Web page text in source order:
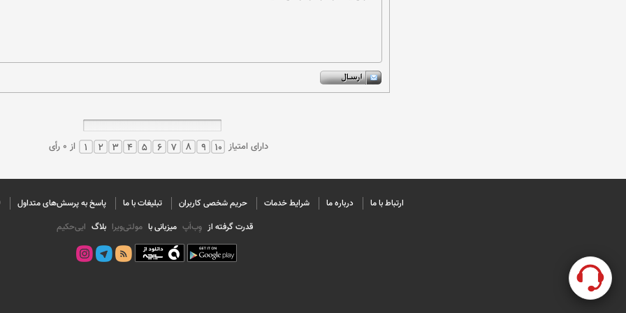
دارای امتیاز از 0 رأی
ارتباط با ما درباره ما شرایط خدمات حريم شخصی كاربران تبليغات با ما پاسخ به پرسش‌های متداول
قدرت گرفته از وِب‌اَپ میزبانی با مولتی‌ویرا بلاگ ایی‌حکیم